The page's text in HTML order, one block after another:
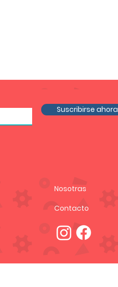
Suscribirse ahora
Nosotras
Contacto